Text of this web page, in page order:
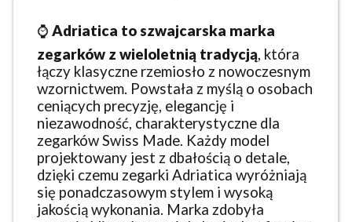
⌚ Adriatica to szwajcarska marka
zegarków z wieloletnią tradycją, która
łączy klasyczne rzemiosło z nowoczesnym
wzornictwem. Powstała z myślą o osobach
ceniących precyzję, elegancję i
niezawodność, charakterystyczne dla
zegarków Swiss Made. Każdy model
projektowany jest z dbałością o detale,
dzięki czemu zegarki Adriatica wyróżniają
się ponadczasowym stylem i wysoką
jakością wykonania. Marka zdobyła